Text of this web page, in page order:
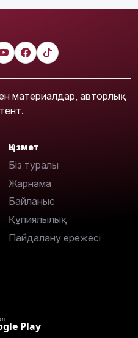
материалдар, авторлық
Қызмет
Біз туралы
Жарнама
Байланыс
Құпиялылық
Пайдалану ережесі
Play